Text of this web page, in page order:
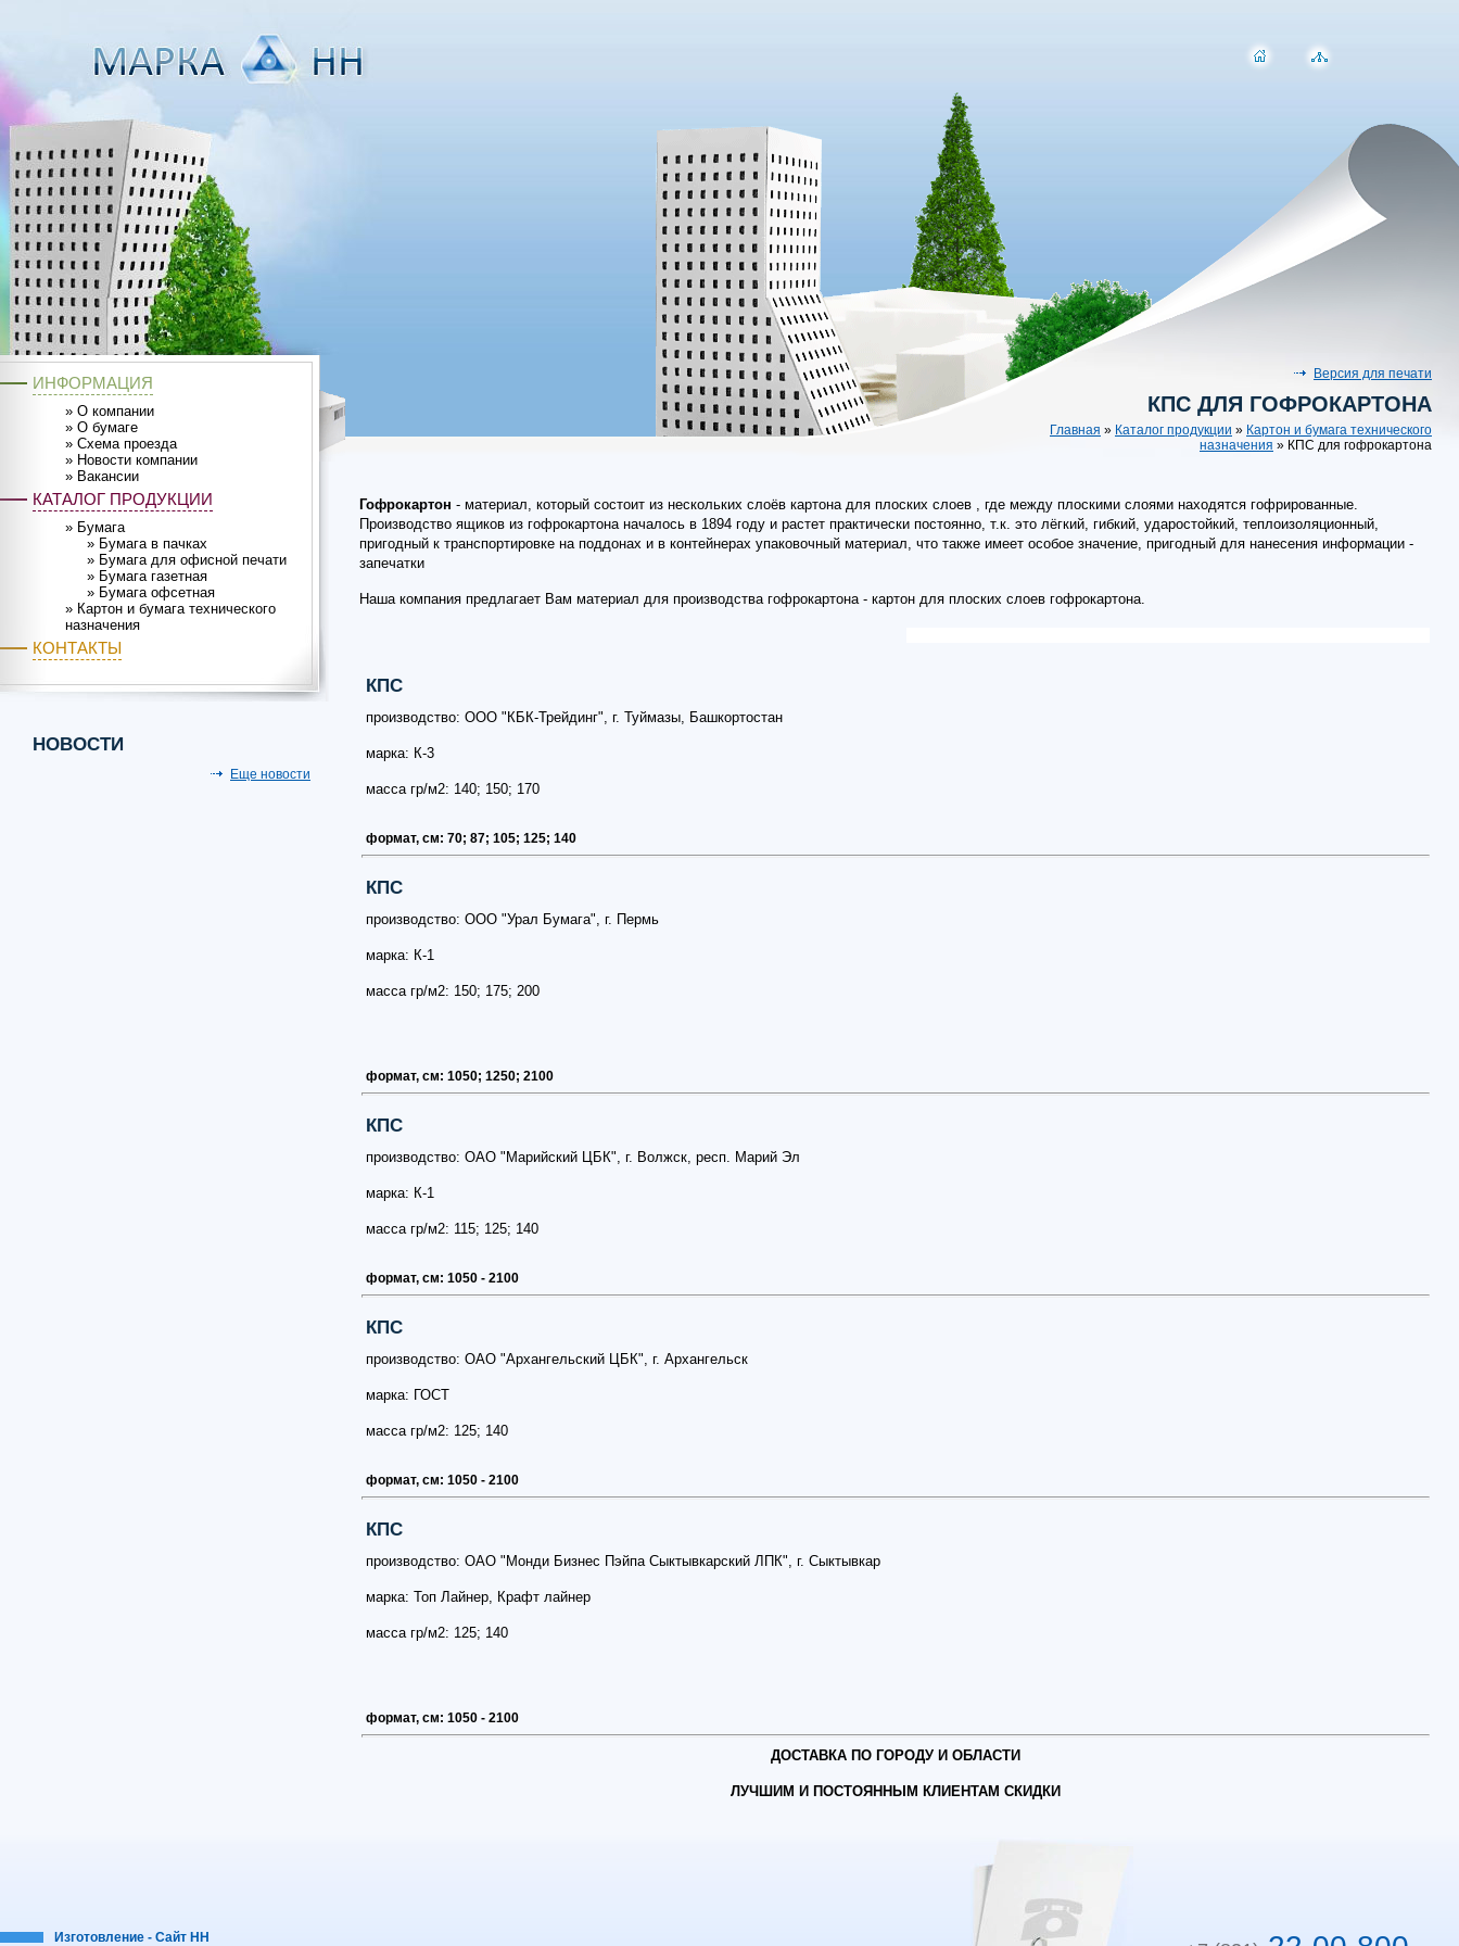
Версия для печати
КПС ДЛЯ ГОФРОКАРТОНА
Главная » Каталог продукции » Картон и бумага технического
назначения » КПС для гофрокартона
Гофрокартон - материал, который состоит из нескольких слоёв картона для плоских слоев , где между плоскими слоями находятся гофрированные.
Производство ящиков из гофрокартона началось в 1894 году и растет практически постоянно, т.к. это лёгкий, гибкий, ударостойкий, теплоизоляционный,
пригодный к транспортировке на поддонах и в контейнерах упаковочный материал, что также имеет особое значение, пригодный для нанесения информации -
запечатки
Наша компания предлагает Вам материал для производства гофрокартона - картон для плоских слоев гофрокартона.
КПС
производство: ООО "КБК-Трейдинг", г. Туймазы, Башкортостан
марка: К-3
масса гр/м2: 140; 150; 170
формат, см: 70; 87; 105; 125; 140
КПС
производство: ООО "Урал Бумага", г. Пермь
марка: К-1
масса гр/м2: 150; 175; 200
формат, см: 1050; 1250; 2100
КПС
производство: ОАО "Марийский ЦБК", г. Волжск, респ. Марий Эл
марка: К-1
масса гр/м2: 115; 125; 140
формат, см: 1050 - 2100
КПС
производство: ОАО "Архангельский ЦБК", г. Архангельск
марка: ГОСТ
масса гр/м2: 125; 140
формат, см: 1050 - 2100
КПС
производство: ОАО "Монди Бизнес Пэйпа Сыктывкарский ЛПК", г. Сыктывкар
марка: Топ Лайнер, Крафт лайнер
масса гр/м2: 125; 140
формат, см: 1050 - 2100
ДОСТАВКА ПО ГОРОДУ И ОБЛАСТИ
ЛУЧШИМ И ПОСТОЯННЫМ КЛИЕНТАМ СКИДКИ
ИНФОРМАЦИЯ
» О компании
» О бумаге
» Схема проезда
» Новости компании
» Вакансии
КАТАЛОГ ПРОДУКЦИИ
» Бумага
» Бумага в пачках
» Бумага для офисной печати
» Бумага газетная
» Бумага офсетная
» Картон и бумага технического
назначения
КОНТАКТЫ
НОВОСТИ
Еще новости
Изготовление - Сайт НН